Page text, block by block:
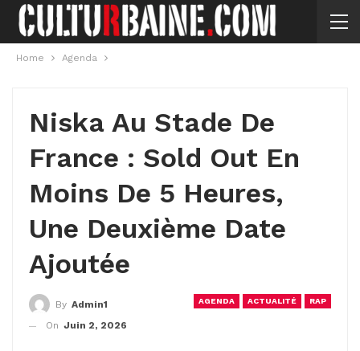
Home Agenda
Niska Au Stade De
France : Sold Out En
Moins De 5 Heures,
Une Deuxième Date
Ajoutée
AGENDA ACTUALITÉ RAP
By Admin1
On Juin 2, 2026